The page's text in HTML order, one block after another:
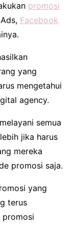
promosi
Facebook
yang
mengetahui
agency.
semua
jika harus
mereka
promosi saja.
yang
terus
promosi